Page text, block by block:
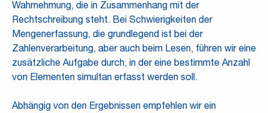
Wahrnehmung, die in Zusammenhang mit der
Rechtschreibung steht. Bei Schwierigkeiten der
Mengenerfassung, die grundlegend ist bei der
Zahlenverarbeitung, aber auch beim Lesen, führen wir eine
zusätzliche Aufgabe durch, in der eine bestimmte Anzahl
von Elementen simultan erfasst werden soll.
Abhängig von den Ergebnissen empfehlen wir ein